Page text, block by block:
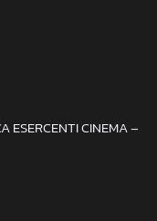
ESERCENTI CINEMA –